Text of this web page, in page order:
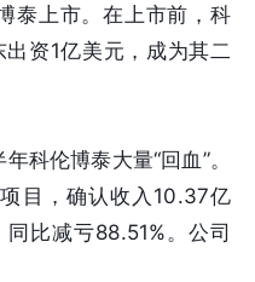
泰上市。在上市前，科
资1亿美元，成为其二
科伦博泰大量“回血”。
目，确认收入10.37亿
比减亏88.51%。公司